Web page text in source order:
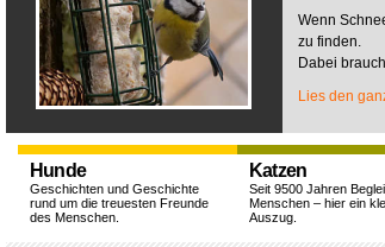
Wenn
zu finden.
Dabei
Lies den
Hunde
Geschichten und Geschichte
rund um die treuesten Freunde
des Menschen.
Katzen
Seit 9500 Jahren
Menschen – hier ein
Auszug.